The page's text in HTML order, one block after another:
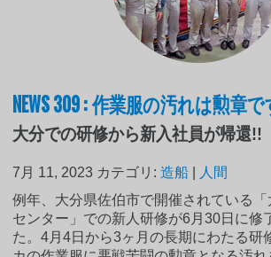
NEWS 309 : 作業服の汚れは勲章
大分での研修から新入社員が帰還!!
7月 11, 2023 カテゴリ:造船
人間
例年、大分県佐伯市で開催されている
センター」での新人研修が6月30日に修
た。4月4日から3ヶ月の長期にわたる研